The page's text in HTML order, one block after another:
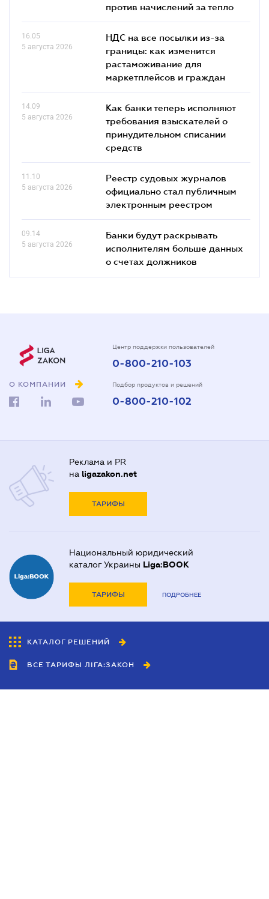
против начислений за тепло
16.05
5 августа 2026
НДС на все посылки из-за
границы: как изменится
растаможивание для
маркетплейсов и граждан
14.09
5 августа 2026
Как банки теперь исполняют
требования взыскателей о
принудительном списании
средств
11.10
5 августа 2026
Реестр судовых журналов
официально стал публичным
электронным реестром
09.14
5 августа 2026
Банки будут раскрывать
исполнителям больше данных
о счетах должников
О КОМПАНИИ
Центр поддержки пользователей
0-800-210-103
Подбор продуктов и решений
0-800-210-102
Реклама и PR
на ligazakon.net
ТАРИФЫ
Национальный юридический
каталог Украины Liga:BOOK
ТАРИФЫ ПОДРОБНЕЕ
КАТАЛОГ РЕШЕНИЙ
ВСЕ ТАРИФЫ ЛІГА:ЗАКОН